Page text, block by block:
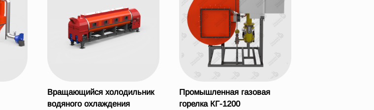
Вращающийся холодильник
водяного охлаждения
Промышленная газовая
горелка КГ-1200